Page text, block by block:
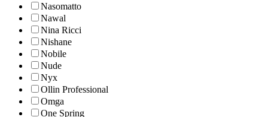
Nasomatto
Nawal
Nina Ricci
Nishane
Nobile
Nude
Nyx
Ollin Professional
Omga
One Spring